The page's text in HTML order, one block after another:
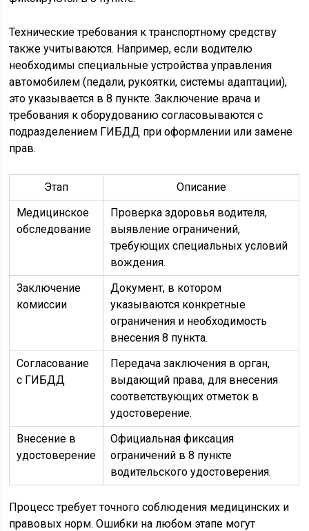
Технические требования к транспортному средству
также учитываются. Например, если водителю
необходимы специальные устройства управления
автомобилем (педали, рукоятки, системы адаптации),
это указывается в 8 пункте. Заключение врача и
требования к оборудованию согласовываются с
подразделением ГИБДД при оформлении или замене
прав.
Этап
Описание
Медицинское
обследование
Проверка здоровья водителя,
выявление ограничений,
требующих специальных условий
вождения.
Заключение
комиссии
Документ, в котором
указываются конкретные
ограничения и необходимость
внесения 8 пункта.
Согласование
с ГИБДД
Передача заключения в орган,
выдающий права, для внесения
соответствующих отметок в
удостоверение.
Внесение в
удостоверение
Официальная фиксация
ограничений в 8 пункте
водительского удостоверения.
Процесс требует точного соблюдения медицинских и
правовых норм. Ошибки на любом этапе могут